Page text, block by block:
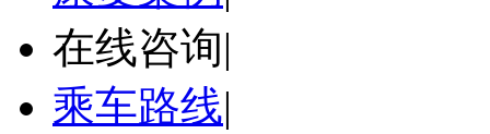
在线咨询|
乘车路线|